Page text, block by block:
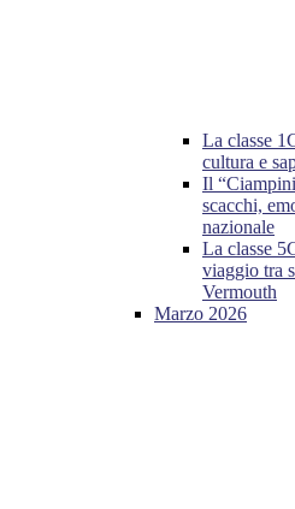
La classe
cultura e
Il
scacchi,
nazionale
La classe
viaggio tra
Vermouth
Marzo 2026